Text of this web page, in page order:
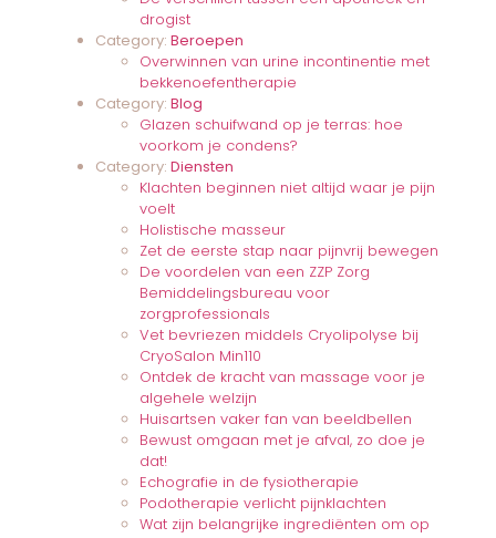
drogist
Category: Beroepen
Overwinnen van urine incontinentie met
bekkenoefentherapie
Category: Blog
Glazen schuifwand op je terras: hoe
voorkom je condens?
Category: Diensten
Klachten beginnen niet altijd waar je pijn
voelt
Holistische masseur
Zet de eerste stap naar pijnvrij bewegen
De voordelen van een ZZP Zorg
Bemiddelingsbureau voor
zorgprofessionals
Vet bevriezen middels Cryolipolyse bij
CryoSalon Min110
Ontdek de kracht van massage voor je
algehele welzijn
Huisartsen vaker fan van beeldbellen
Bewust omgaan met je afval, zo doe je
dat!
Echografie in de fysiotherapie
Podotherapie verlicht pijnklachten
Wat zijn belangrijke ingrediënten om op